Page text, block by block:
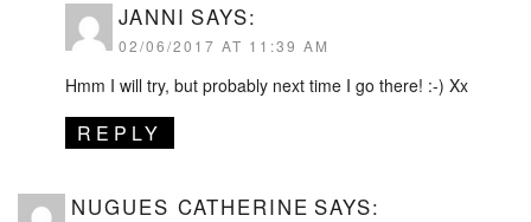
JANNI SAYS:
02/06/2017 AT 11:39 AM
Hmm I will try, but probably next time I go there! :-) Xx
REPLY
NUGUES CATHERINE SAYS: